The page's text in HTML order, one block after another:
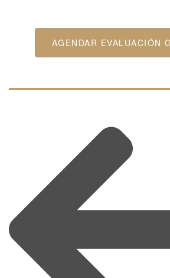
AGENDAR EVALUACIÓN